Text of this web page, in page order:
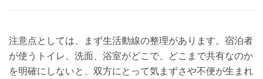
注意点としては、まず生活動線の整理があります。宿泊者
が使うトイレ、洗面、浴室がどこで、どこまで共有なのか
を明確にしないと、双方にとって気まずさや不便が生まれ